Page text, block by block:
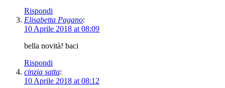
Rispondi
Elisabetta Pagano:
10 Aprile 2018 at 08:09
bella novità! baci
Rispondi
cinzia satta:
10 Aprile 2018 at 08:12